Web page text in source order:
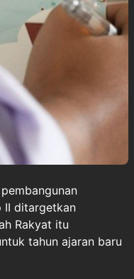
II ditargetkan
Rakyat itu
tahun ajaran baru